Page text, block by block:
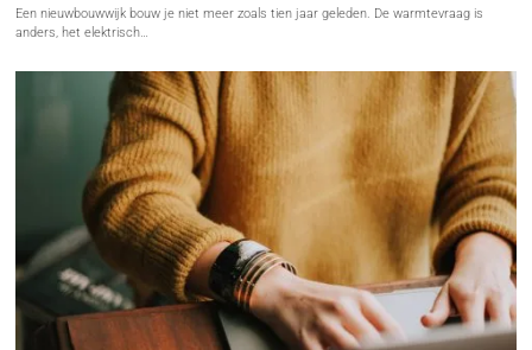
Een nieuwbouwwijk bouw je niet meer zoals tien jaar geleden. De warmtevraag is
anders, het elektrisch…